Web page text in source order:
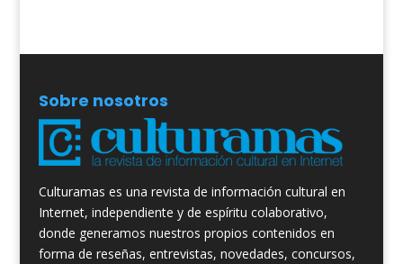
Sobre nosotros
Culturamas es una revista de información cultural en
Internet, independiente y de espíritu colaborativo,
donde generamos nuestros propios contenidos en
forma de reseñas, entrevistas, novedades, concursos,